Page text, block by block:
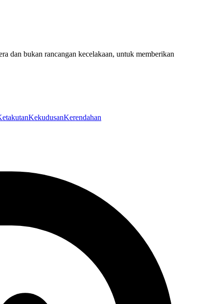
dan bukan rancangan kecelakaan, untuk memberikan
KekudusanKerendahan